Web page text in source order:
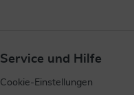
Service und Hilfe
Cookie-Einstellungen